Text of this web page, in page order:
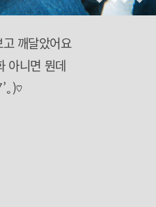
깨달았어요
아니면 뭔데
｡)♡